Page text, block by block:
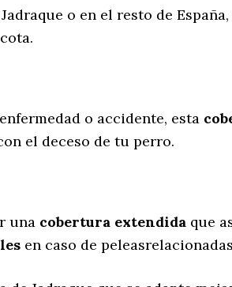
o en el resto de
o accidente, esta
el deceso de tu perro.
una cobertura extendida que
en caso de